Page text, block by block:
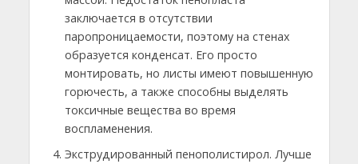
заключается в отсутствии
паропроницаемости, поэтому на стенах
образуется конденсат. Его просто
монтировать, но листы имеют повышенную
горючесть, а также способны выделять
токсичные вещества во время
воспламенения.
Экструдированный пенополистирол. Лучше